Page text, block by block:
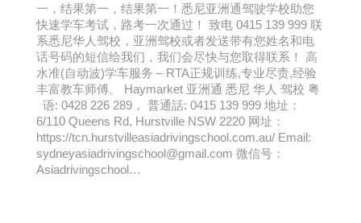
一，结果第一，结果第一！悉尼亚洲通驾驶学校助您
快速学车考试，路考一次通过！ 致电 0415 139 999 联
系悉尼华人驾校，亚洲驾校或者发送带有您姓名和电
话号码的短信给我们，我们会尽快与您取得联系！ 高
水准(自动波)学车服务 – RTA正规训练,专业尽责,经验
丰富教车师傅。 Haymarket 亚洲通 悉尼 华人 驾校 粤
语: 0428 226 289， 普通話: 0415 139 999 地址：
6/110 Queens Rd, Hurstville NSW 2220 网址：
https://tcn.hurstvilleasiadrivingschool.com.au/ Email:
sydneyasiadrivingschool@gmail.com 微信号：
Asiadrivingschool…